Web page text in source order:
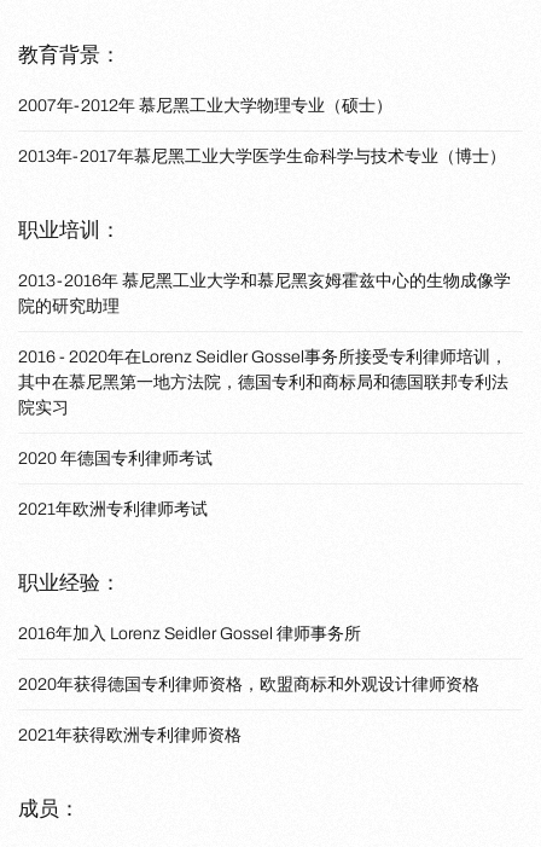
教育背景：
2007年-2012年 慕尼黑工业大学物理专业（硕士）
2013年-2017年慕尼黑工业大学医学生命科学与技术专业（博士）
职业培训：
2013-2016年 慕尼黑工业大学和慕尼黑亥姆霍兹中心的生物成像学
院的研究助理
2016 - 2020年在Lorenz Seidler Gossel事务所接受专利律师培训，
其中在慕尼黑第一地方法院，德国专利和商标局和德国联邦专利法
院实习
2020 年德国专利律师考试
2021年欧洲专利律师考试
职业经验：
2016年加入 Lorenz Seidler Gossel 律师事务所
2020年获得德国专利律师资格，欧盟商标和外观设计律师资格
2021年获得欧洲专利律师资格
成员：